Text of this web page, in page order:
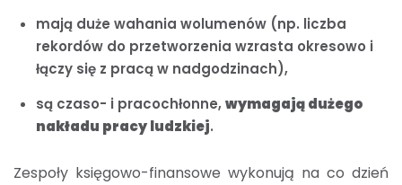
mają duże wahania wolumenów (np. liczba
rekordów do przetworzenia wzrasta okresowo i
łączy się z pracą w nadgodzinach),
są czaso- i pracochłonne,wymagają dużego
nakładu pracy ludzkiej.
Zespoły księgowo-finansowe wykonują na co dzień